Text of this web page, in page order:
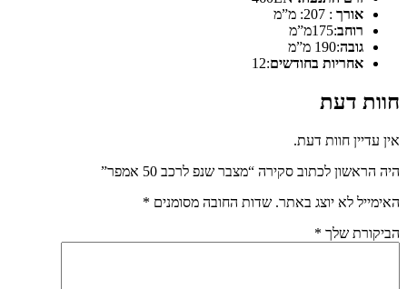
אורך : 207: מ”מ
רוחב:175מ”מ
גובה:190 מ”מ
אחריות בחודשים:12
חוות דעת
אין עדיין חוות דעת.
היה הראשון לכתוב סקירה “מצבר שנפ לרכב 50 אמפר”
האימייל לא יוצג באתר. שדות החובה מסומנים *
הביקורת שלך *